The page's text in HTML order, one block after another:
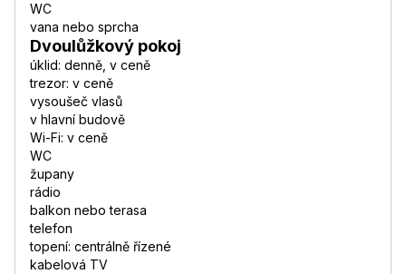
WC
vana nebo sprcha
Dvoulůžkový pokoj
úklid: denně, v ceně
trezor: v ceně
vysoušeč vlasů
v hlavní budově
Wi-Fi: v ceně
WC
župany
rádio
balkon nebo terasa
telefon
topení: centrálně řízené
kabelová TV